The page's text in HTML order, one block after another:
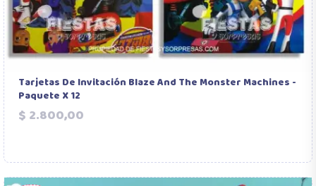
Tarjetas De Invitación Blaze And The Monster Machines -
Paquete X 12
$ 2.800,00